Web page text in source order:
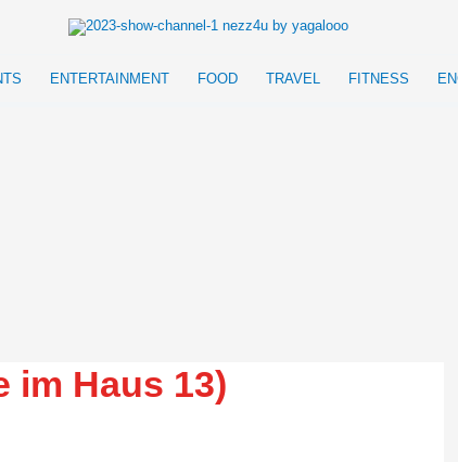
ENTERTAINMENT FOOD TRAVEL FITNESS
im Haus 13)